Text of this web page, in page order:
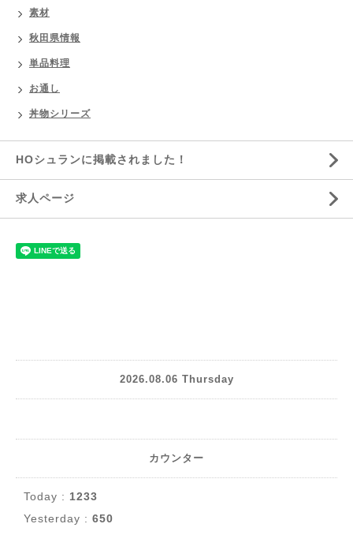
素材
秋田県情報
単品料理
お通し
丼物シリーズ
HOシュランに掲載されました！
求人ページ
2026.08.06 Thursday
カウンター
Today : 1233
Yesterday : 650